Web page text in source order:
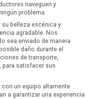
naveguen y
problema.
belleza escénica y
agradable. Nos
sea enviado de manera
daño durante el
de transporte,
para satisfacer sus
con un equipo altamente
a garantizar una experiencia